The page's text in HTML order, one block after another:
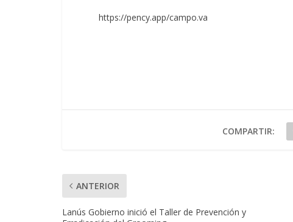
https://pency.app/campo.va
COMPARTIR:
ANTERIOR
Lanús Gobierno inició el Taller de Prevención y